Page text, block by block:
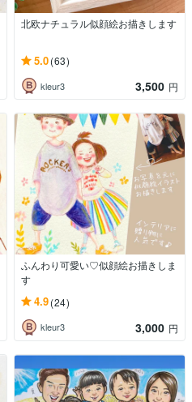
北欧ナチュラル似顔絵お描きします
5.0(63)
kleur3 3,500 円
ふんわり可愛い♡似顔絵お描きしま
す
4.9(24)
kleur3 3,000 円